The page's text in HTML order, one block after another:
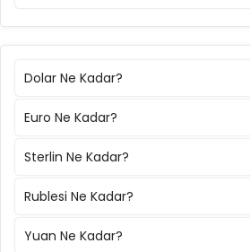
Dolar Ne Kadar?
Euro Ne Kadar?
Sterlin Ne Kadar?
Rublesi Ne Kadar?
Yuan Ne Kadar?